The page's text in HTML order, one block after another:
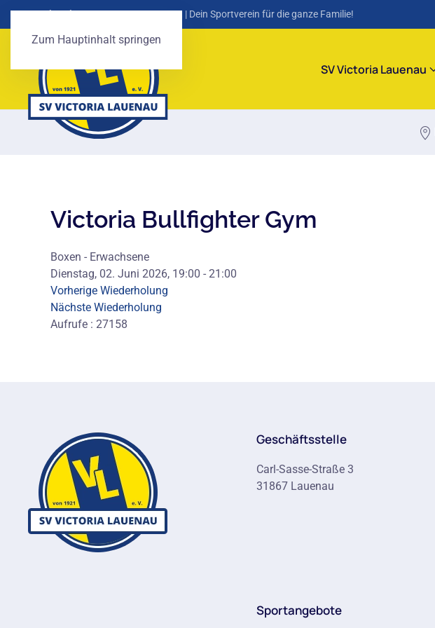
Zum Hauptinhalt springen
SV Victoria Lauenau von 1921 e. V. | Dein Sportverein für die ganze Familie!
SV Victoria Lauenau
Victoria Bullfighter Gym
Boxen - Erwachsene
Dienstag, 02. Juni 2026, 19:00 - 21:00
Vorherige Wiederholung
Nächste Wiederholung
Aufrufe : 27158
Geschäftsstelle
Carl-Sasse-Straße 3
31867 Lauenau
Sportangebote